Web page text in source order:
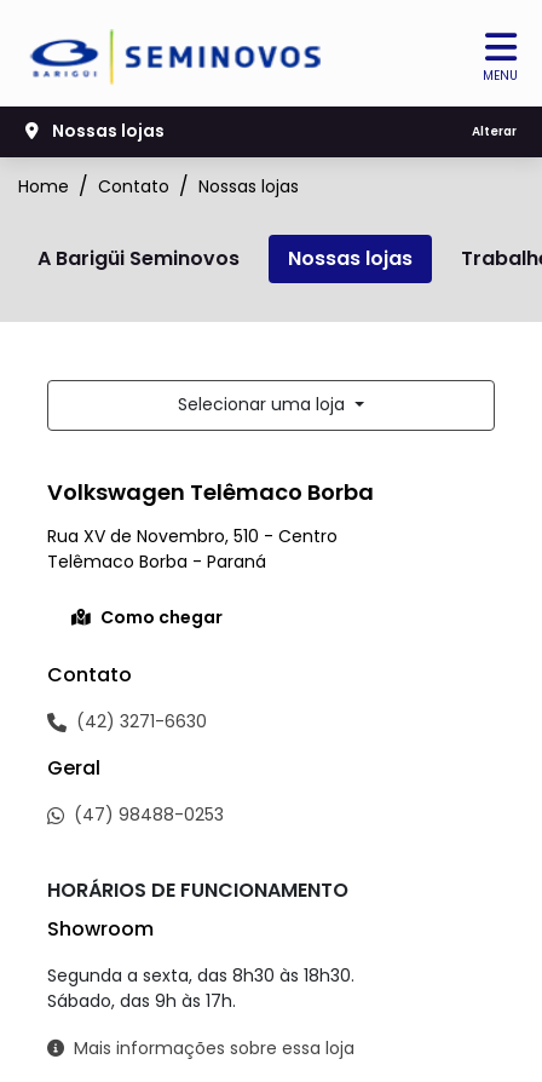
MENU
Nossas lojas Alterar
Home Contato Nossas lojas
A Barigüi Seminovos Nossas lojas
Selecionar uma loja
Volkswagen Telêmaco Borba
Rua XV de Novembro, 510 - Centro
Telêmaco Borba - Paraná
Como chegar
Contato
(42) 3271-6630
Geral
(47) 98488-0253
HORÁRIOS DE FUNCIONAMENTO
Showroom
Segunda a sexta, das 8h30 às 18h30.
Sábado, das 9h às 17h.
Mais informações sobre essa loja